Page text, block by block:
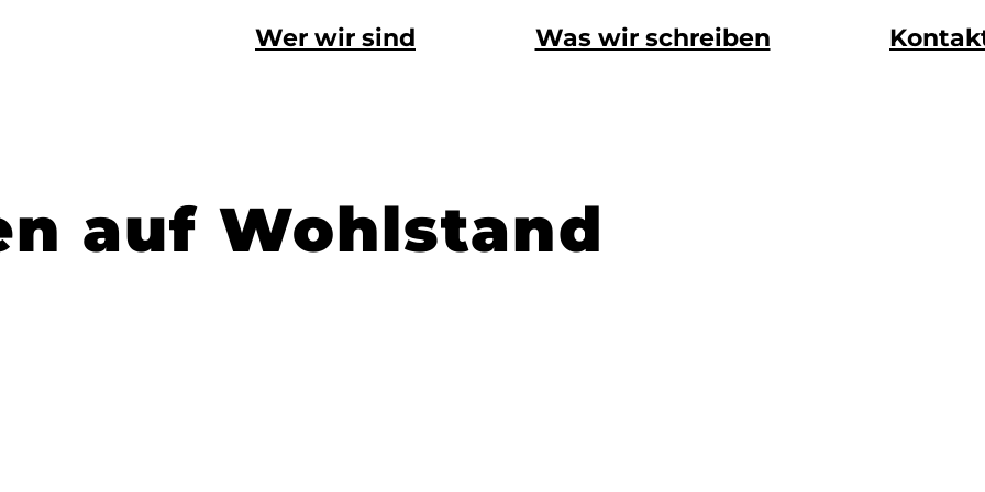
Wer wir sind Was wir schreiben
auf Wohlstand